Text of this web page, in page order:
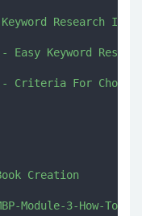
Research In
Easy Keyword
Criteria For
Creation
Module-3-How-To-